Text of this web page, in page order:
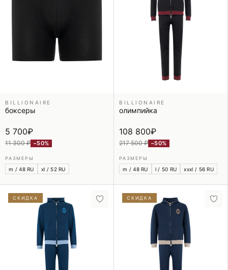
BILLIONAIRE
боксеры
5 700₽
11 300 ₽ −50%
РАЗМЕРЫ
m / 48 RU xl / 52 RU
BILLIONAIRE
олимпийка
108 800₽
217 500 ₽ −50%
РАЗМЕРЫ
m / 48 RU l / 50 RU xxxl / 56 RU
СКИДКА СКИДКА